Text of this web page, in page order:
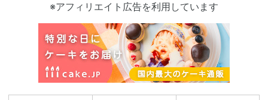
※アフィリエイト広告を利用しています